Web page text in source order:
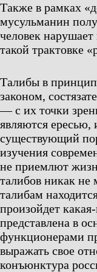
Также в рамках
мусульманин
человек
такой трактовке
Талибы в
законом,
— с их точки
являются ересью,
существующий
изучения
не приемлют
талибов никак не
талибам
произойдет
представлена в
функционерами
выражать свое
конъюнктура